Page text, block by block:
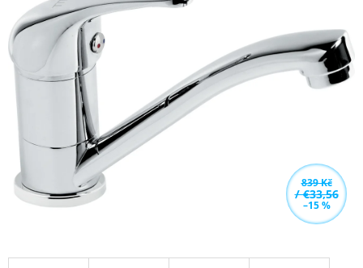
5,0
z
5
hvězdiček.
839 Kč
/ €33,56
–15 %